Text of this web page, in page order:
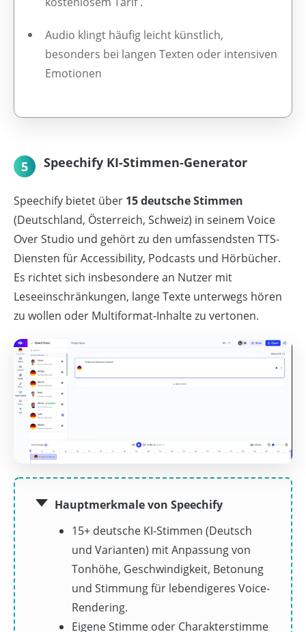
Audio klingt häufig leicht künstlich,
besonders bei langen Texten oder intensiven
Emotionen
5 Speechify KI-Stimmen-Generator
Speechify bietet über 15 deutsche Stimmen
(Deutschland, Österreich, Schweiz) in seinem Voice
Over Studio und gehört zu den umfassendsten TTS-
Diensten für Accessibility, Podcasts und Hörbücher.
Es richtet sich insbesondere an Nutzer mit
Leseeinschränkungen, lange Texte unterwegs hören
zu wollen oder Multiformat-Inhalte zu vertonen.
Hauptmerkmale von Speechify
15+ deutsche KI‑Stimmen (Deutsch
und Varianten) mit Anpassung von
Tonhöhe, Geschwindigkeit, Betonung
und Stimmung für lebendigeres Voice-
Rendering.
Eigene Stimme oder Charakterstimme